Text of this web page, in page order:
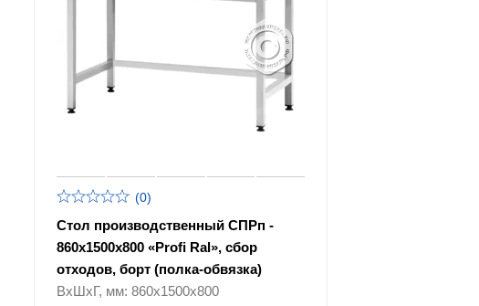
(0)
Стол производственный СПРп -
860х1500х800 «Profi Ral», сбор
отходов, борт (полка-обвязка)
ВхШхГ, мм: 860х1500х800